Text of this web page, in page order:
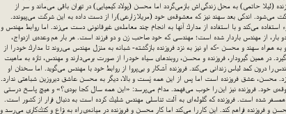
(لیلا حاتمی) به محل زندگی‌اش بازمی‌گردد اما محسن (پولاد كیمیایی) در تهران باقی می‌ماند و سر از
می‌شود. اندكی بعد سهند نیز كه معشوقه‌ی خود (مریلا زارعی) را از دست داده به این شركت می‌پیوندد.
می‌كند و با استفاده از مدارك آنها به انجام چند معامله‌ی غیرقانونی دست می‌زند. اما روابط مهندس و
بار، از مهندس باردار شده است؛ مهندسی كه خود صاحب زن و دو فرزند است. هر بار هم وعده‌ی ازدواج،
همراه سهند و محسن -كه او نیز به نزد فروزنده بازگشته- شبانه به منزل مهندس می‌روند تا مدارك خود را از
در همین گیرودار، فروزنده و محسن، روبندهای سیاه خود را از صورت برمی‌دارند و مهندس، تازه به ماهیت
را درون كمد لباس زندانی می‌كند. فروزنده آشكار و بی‌پروا از روابط خود با مهندس می‌گوید. اما سخنان او
محسن، عشق فروزنده است اما پس از این همه پَست و بالا، دیگر به محسن عاشق دیروزین شباهتی ندارد.
خود. فروزنده نیز این را خوب می‌فهمد. مدام می‌پرسد: «این همه سال كجا بودی؟» و هیچ پاسخ درستی
شده است. فروزنده كه گلوله‌ای به آلت تناسلی مهندس شلیك كرده است به دنبال فرار از كشور است.
و فروزنده فراهم كند. این كار را می‌كند اما كار محسن و فروزنده در میانه‌ی راه به نزاع و كتك‌كاری می‌رسد و